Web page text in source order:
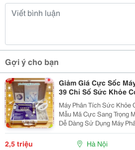
Gợi ý cho bạn
Giảm Giá Cực Sốc
39 Chỉ Số Sức Khỏe
Máy Phân Tích Sức Khỏe
Mẫu Mã Cực Sang Trọng Máy Có Giao Diện Tiếng Việt
Dễ Dàng Sử Dụng Máy Phân Tích Sức Khỏe Cộng
Hưởng Từ 39 Chỉ Số Kết
Dụng Dễ Dàng Với Thời
2,5 triệu Hà Nội